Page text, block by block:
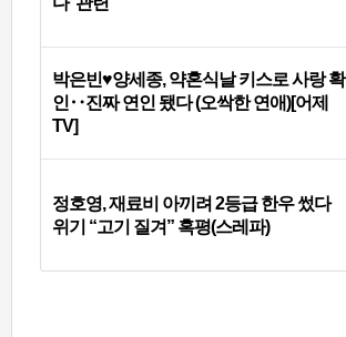
박은빈♥양세종, 약혼식날 키스로 사랑 확
인‥진짜 연인 됐다 (오싹한 연애)[어제
TV]
정호영, 재료비 아끼려 2등급 한우 썼다
위기 “고기 질겨” 혹평(스레파)